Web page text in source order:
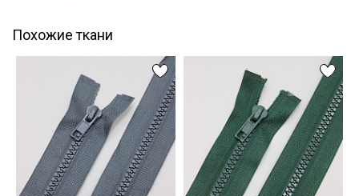
Похожие ткани
информационных рассылок